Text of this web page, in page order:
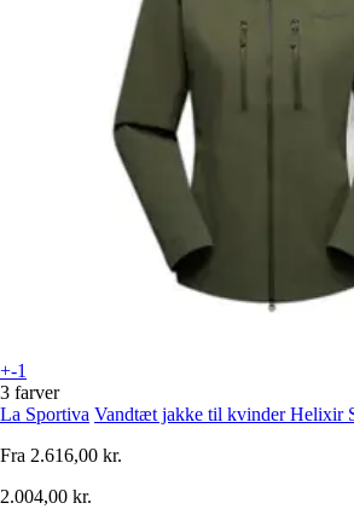
+-1
3 farver
La Sportiva Vandtæt jakke til kvinder Helixir
Fra 2.616,00 kr.
2.004,00 kr.